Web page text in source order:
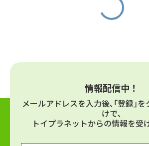
情報配信中！
メールアドレスを⼊⼒後､｢登録｣
けで､
トイプラネットからの情報を受